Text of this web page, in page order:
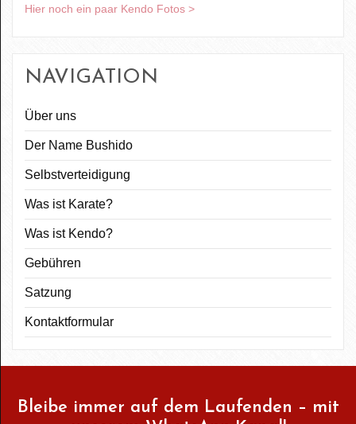
Hier noch ein paar Kendo Fotos >
NAVIGATION
Über uns
Der Name Bushido
Selbstverteidigung
Was ist Karate?
Was ist Kendo?
Gebühren
Satzung
Kontaktformular
Bleibe immer auf dem Laufenden – mit